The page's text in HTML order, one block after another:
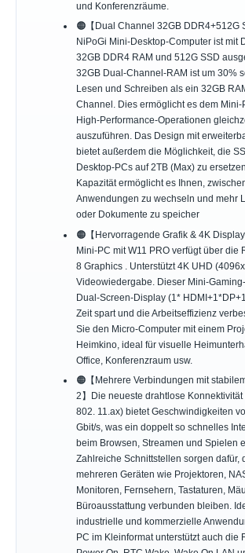
und Konferenzräume.
🟠【Dual Channel 32GB DDR4+512G
NiPoGi Mini-Desktop-Computer ist mit
32GB DDR4 RAM und 512G SSD
32GB Dual-Channel-RAM ist um 30%
Lesen und Schreiben als ein 32GB
Channel. Dies ermöglicht es dem Mini-
High-Performance-Operationen
auszuführen. Das Design mit
bietet außerdem die Möglichkeit, die
Desktop-PCs auf 2TB (Max) zu
Kapazität ermöglicht es Ihnen,
Anwendungen zu wechseln und mehr
oder Dokumente zu speicher
🟠【Hervorragende Grafik & 4K
Mini-PC mit W11 PRO verfügt über die
8 Graphics . Unterstützt 4K UHD
Videowiedergabe. Dieser Mini-
Dual-Screen-Display (1*
Zeit spart und die Arbeitseffizienz
Sie den Micro-Computer mit einem
Heimkino, ideal für visuelle
Office, Konferenzraum usw.
🟠【Mehrere Verbindungen mit
2】Die neueste drahtlose Konnektivität
802. 11.ax) bietet Geschwindigkeiten
Gbit/s, was ein doppelt so schnelles
beim Browsen, Streamen und Spielen
Zahlreiche Schnittstellen sorgen dafür,
mehreren Geräten wie Projektoren,
Monitoren, Fernsehern, Tastaturen,
Büroausstattung verbunden bleiben.
industrielle und kommerzielle
PC im Kleinformat unterstützt auch die